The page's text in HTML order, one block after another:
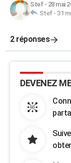
Stef- 28 mai
Stef- 31
2 réponses
DEVENEZ